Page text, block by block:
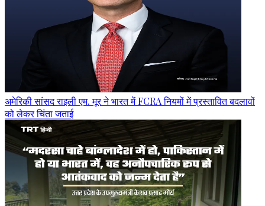
अमेरिकी सांसद राइली एम. मूर ने भारत में FCRA नियमों में प्रस्तावित बदलावों
को लेकर चिंता जताई